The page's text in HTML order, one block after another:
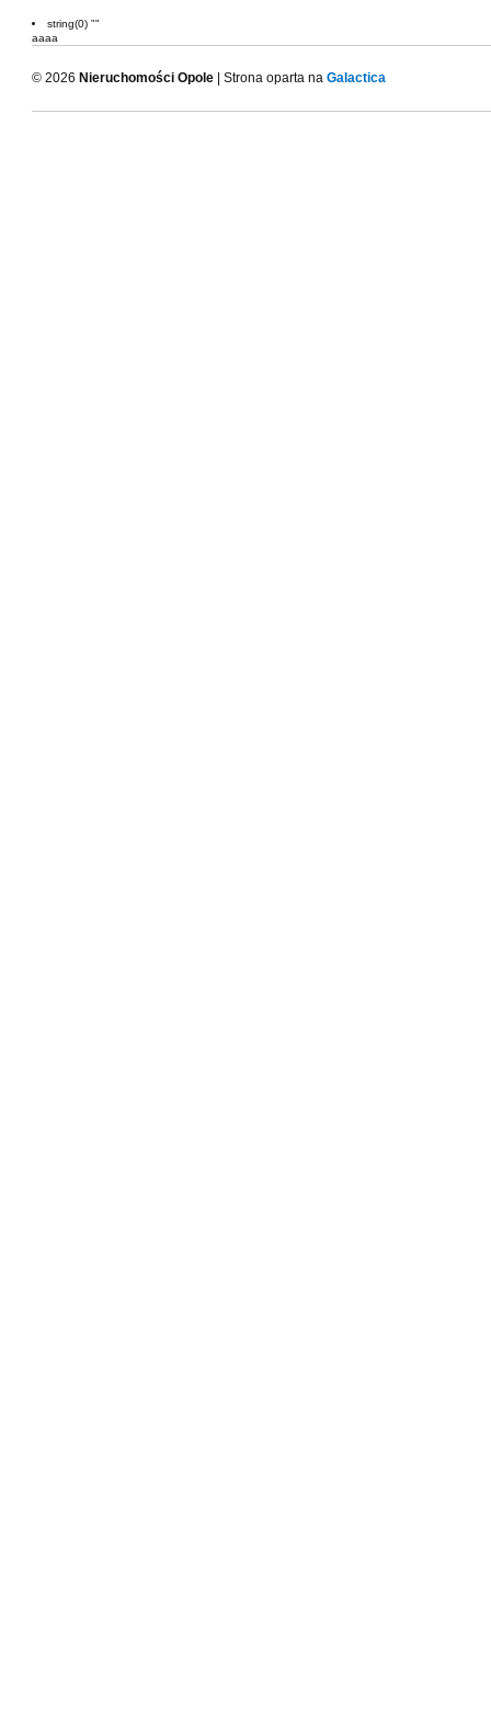
string(0) ""
aaaa
© 2026 Nieruchomości Opole | Strona oparta na Galactica